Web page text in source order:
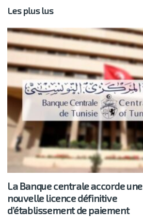
Les plus lus
La Banque centrale accorde une
nouvelle licence définitive
d’établissement de paiement